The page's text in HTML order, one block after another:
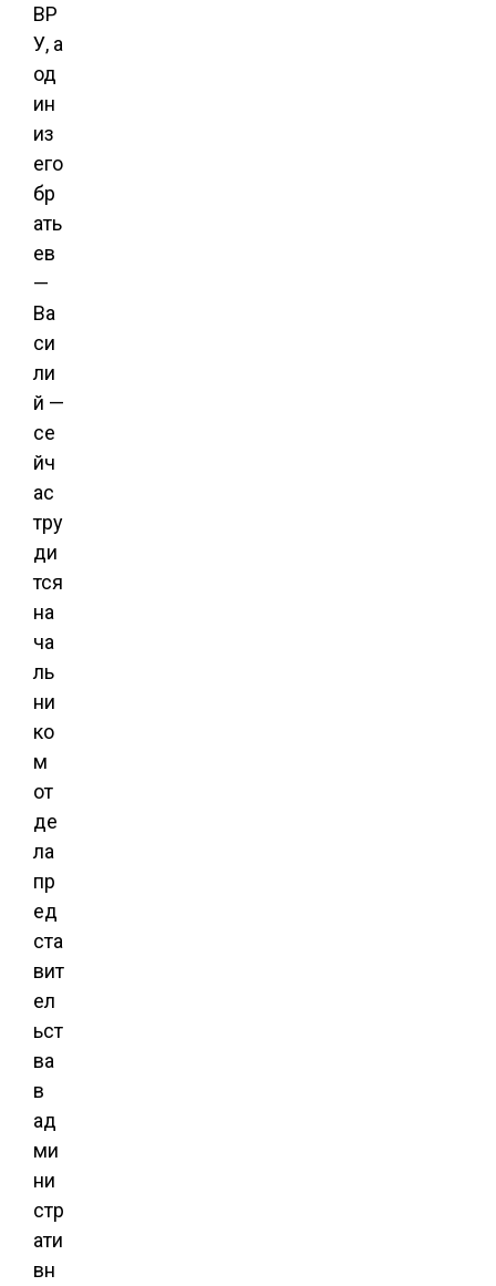
ВР
У, а
од
ин
из
его
бр
ать
ев
—
Ва
си
ли
й —
се
йч
ас
тру
ди
тся
на
ча
ль
ни
ко
м
от
де
ла
пр
ед
ста
вит
ел
ьст
ва
в
ад
ми
ни
стр
ати
вн